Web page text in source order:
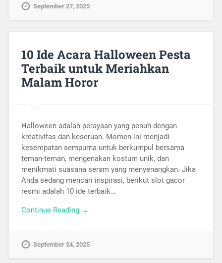
September 27, 2025
10 Ide Acara Halloween Pesta
Terbaik untuk Meriahkan
Malam Horor
Halloween adalah perayaan yang penuh dengan
kreativitas dan keseruan. Momen ini menjadi
kesempatan sempurna untuk berkumpul bersama
teman-teman, mengenakan kostum unik, dan
menikmati suasana seram yang menyenangkan. Jika
Anda sedang mencari inspirasi, berikut slot gacor
resmi adalah 10 ide terbaik…
Continue Reading →
September 24, 2025